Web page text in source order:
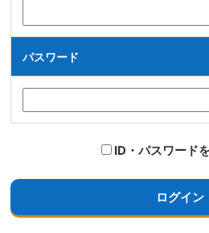
パスワード
ID・パスワード
ログイン